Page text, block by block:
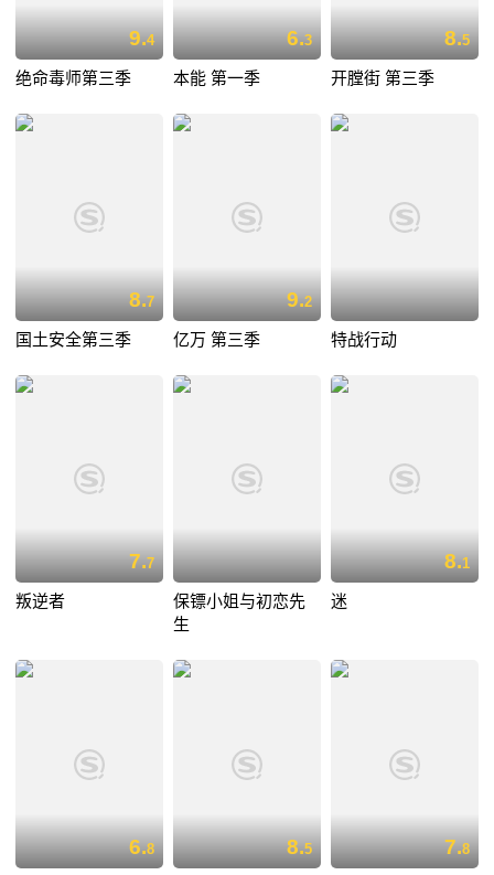
9.4
绝命毒师第三季
6.3
本能 第一季
8.5
开膛街 第三季
8.7
国土安全第三季
9.2
亿万 第三季 特战行动
7.7
叛逆者
保镖小姐与初恋先
生
8.1
迷
6.8 8.5 7.8